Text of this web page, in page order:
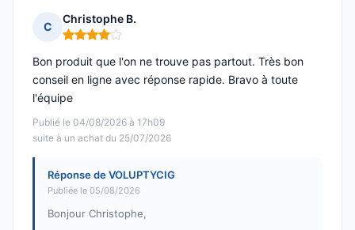
C
Christophe B.
Note : 4 sur 5
Publié le 04/08/2026 à 17h09
suite à un achat du 25/07/2026
Bon produit que l'on ne trouve pas partout. Très bon
conseil en ligne avec réponse rapide. Bravo à toute
l'équipe
Réponse de VOLUPTYCIG
Publiée le 05/08/2026
Bonjour Christophe,